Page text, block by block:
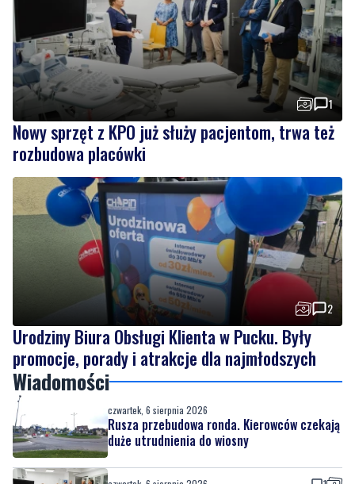
1
Nowy sprzęt z KPO już służy pacjentom, trwa też
rozbudowa placówki
2
Urodziny Biura Obsługi Klienta w Pucku. Były
promocje, porady i atrakcje dla najmłodszych
Wiadomości
czwartek, 6 sierpnia 2026
Rusza przebudowa ronda. Kierowców czekają
duże utrudnienia do wiosny
czwartek, 6 sierpnia 2026 1
Nowy sprzęt z KPO już służy pacjentom, trwa